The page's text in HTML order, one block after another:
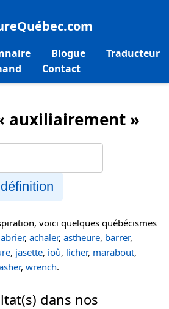
Blogue
Traducteur
Contact
auxiliairement »
voici quelques québécismes
abrier, achaler, astheure, barrer,
, jasette, ioù, licher, marabout,
, wrench.
dans nos